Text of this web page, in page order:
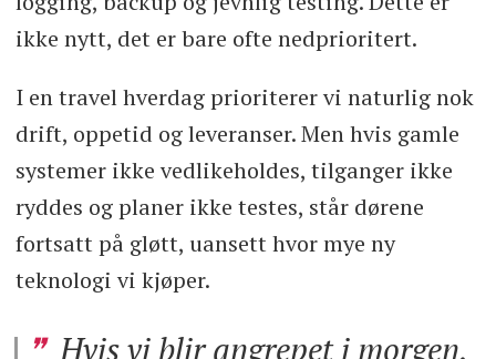
ikke nytt, det er bare ofte nedprioritert.
I en travel hverdag prioriterer vi naturlig nok
drift, oppetid og leveranser. Men hvis gamle
systemer ikke vedlikeholdes, tilganger ikke
ryddes og planer ikke testes, står dørene
fortsatt på gløtt, uansett hvor mye ny
teknologi vi kjøper.
Hvis vi blir angrepet i morgen,